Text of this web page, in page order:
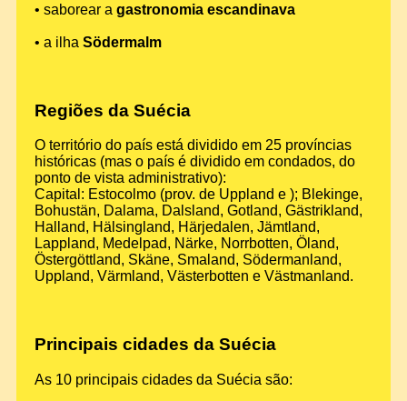
• saborear a gastronomia escandinava
• a ilha Södermalm
Regiões da Suécia
O território do país está dividido em 25 províncias
históricas (mas o país é dividido em condados, do
ponto de vista administrativo):
Capital: Estocolmo (prov. de Uppland e ); Blekinge,
Bohustän, Dalama, Dalsland, Gotland, Gästrikland,
Halland, Hälsingland, Härjedalen, Jämtland,
Lappland, Medelpad, Närke, Norrbotten, Öland,
Östergöttland, Skäne, Smaland, Södermanland,
Uppland, Värmland, Västerbotten e Västmanland.
Principais cidades da Suécia
As 10 principais cidades da Suécia são: